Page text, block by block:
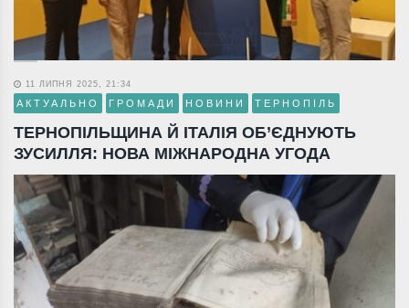
11 ЛИПНЯ 2025, 21:34
АКТУАЛЬНО ГРОМАДИ НОВИНИ ТЕРНОПІЛЬ
ТЕРНОПІЛЬЩИНА Й ІТАЛІЯ ОБ’ЄДНУЮТЬ
ЗУСИЛЛЯ: НОВА МІЖНАРОДНА УГОДА